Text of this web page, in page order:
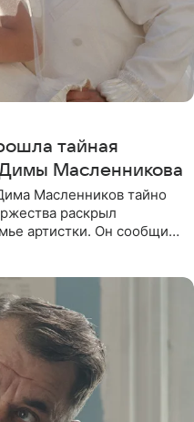
тайная
Масленникова
Масленников тайно
раскрыл
артистки. Он сообщил,